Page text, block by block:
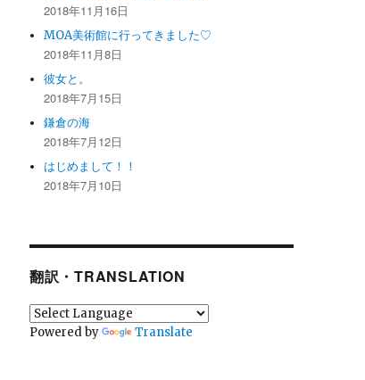
2018年11月16日
MOA美術館に行ってきました♡
2018年11月8日
彼女と。
2018年7月15日
鎌倉の海
2018年7月12日
はじめまして！！
2018年7月10日
翻訳・TRANSLATION
Powered by Translate